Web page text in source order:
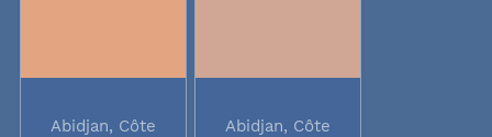
Abidjan, Côte
Abidjan, Côte